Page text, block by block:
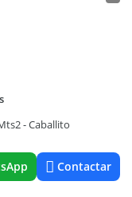
- Caballito
Contactar